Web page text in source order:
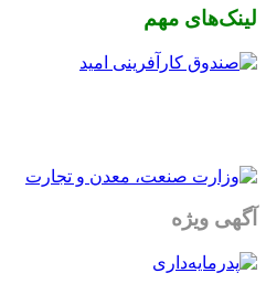
لینک‌های مهم
آگهی ویژه